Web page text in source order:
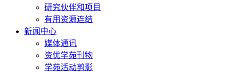
研究伙伴和项目
有用资源连结
新闻中心
媒体通讯
资优学苑刊物
学苑活动剪影